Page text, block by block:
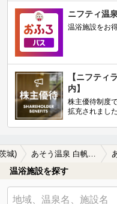
ニフティ温
温浴施設をお
【ニフティ
内】
株主優待制度
拡充されました
城)
温浴施設を探す